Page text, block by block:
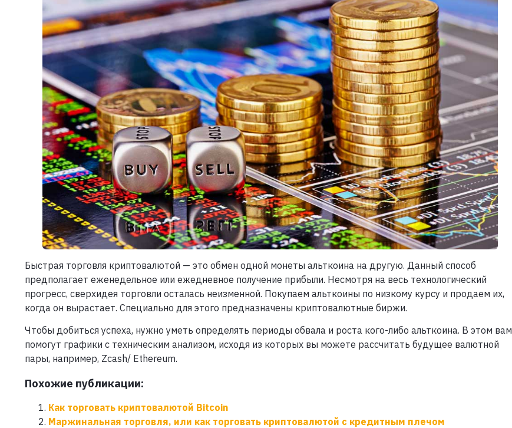
Быстрая торговля криптовалютой — это обмен одной монеты альткоина на другую. Данный способ
предполагает еженедельное или ежедневное получение прибыли. Несмотря на весь технологический
прогресс, сверхидея торговли осталась неизменной. Покупаем альткоины по низкому курсу и продаем их,
когда он вырастает. Специально для этого предназначены криптовалютные биржи.
Чтобы добиться успеха, нужно уметь определять периоды обвала и роста кого-либо альткоина. В этом вам
помогут графики с техническим анализом, исходя из которых вы можете рассчитать будущее валютной
пары, например, Zcash/ Ethereum.
Похожие публикации:
Как торговать криптовалютой Bitcoin
Маржинальная торговля, или как торговать криптовалютой с кредитным плечом